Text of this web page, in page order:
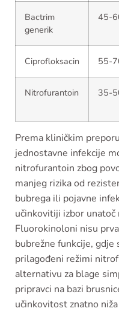
Bactrim
generik
45-
Ciprofloksacin 55-
Nitrofurantoin 35-
Prema kliničkim
jednostavne infekcije
nitrofurantoin zbog
manjeg rizika od
bubrega ili pojavne
učinkovitiji izbor
Fluorokinoloni nisu
bubrežne funkcije,
prilagođeni režimi
alternativu za blage
pripravci na bazi
učinkovitost znatno